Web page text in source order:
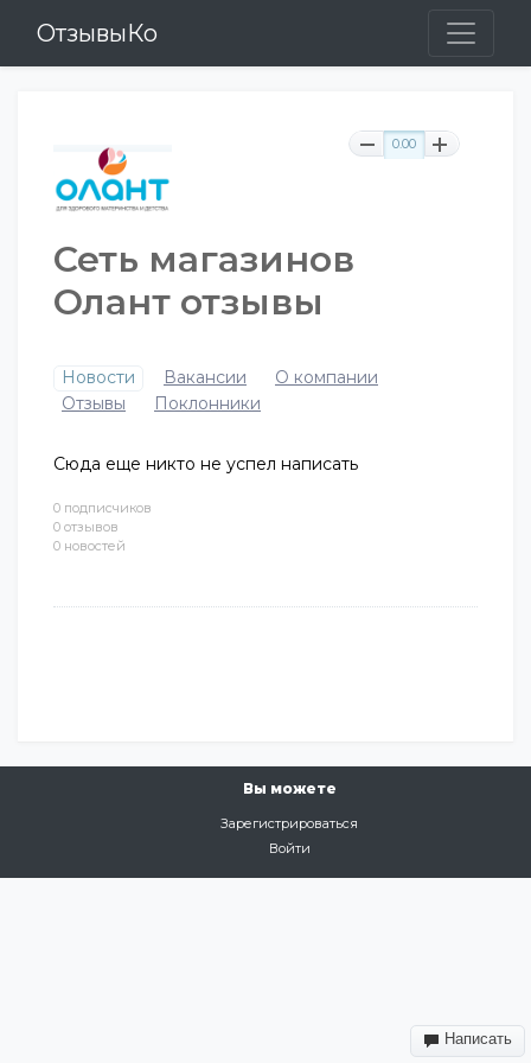
ОтзывыКо
0 подписчиков
0 отзывов
0 новостей
0.00
Сеть магазинов
Олант отзывы
Новости Вакансии
О компании
Отзывы
Поклонники
Сюда еще никто не успел написать
Вы можете
Зарегистрироваться
Войти
Написать